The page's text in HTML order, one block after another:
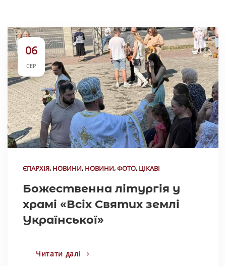
06
СЕР
ЄПАРХІЯ, НОВИНИ, НОВИНИ,ФОТО, ЦІКАВІ
Божественна літургія у
храмі «Всіх Святих землі
Української»
Читати далі